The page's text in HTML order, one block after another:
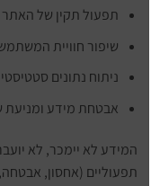
תפעול תקין של האתר
שיפור חוויית המשתמש
ניתוח נתונים
אבטחת מידע ומניעת
המידע לא יימכר, לא
תפעוליים (אחסון, אבטחה,